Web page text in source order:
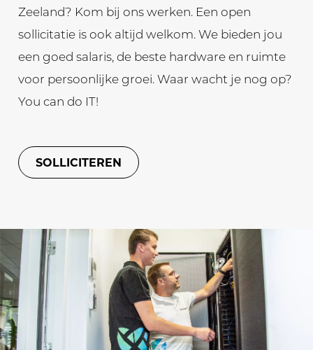
Zeeland? Kom bij ons werken. Een open
sollicitatie is ook altijd welkom. We bieden jou
een goed salaris, de beste hardware en ruimte
voor persoonlijke groei. Waar wacht je nog op?
You can do IT!
SOLLICITEREN